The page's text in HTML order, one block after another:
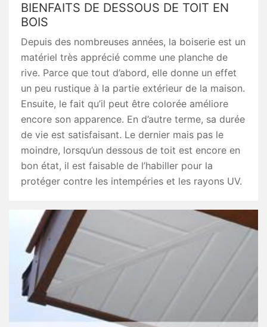
BIENFAITS DE DESSOUS DE TOIT EN
BOIS
Depuis des nombreuses années, la boiserie est un
matériel très apprécié comme une planche de
rive. Parce que tout d’abord, elle donne un effet
un peu rustique à la partie extérieur de la maison.
Ensuite, le fait qu’il peut être colorée améliore
encore son apparence. En d’autre terme, sa durée
de vie est satisfaisant. Le dernier mais pas le
moindre, lorsqu’un dessous de toit est encore en
bon état, il est faisable de l’habiller pour la
protéger contre les intempéries et les rayons UV.